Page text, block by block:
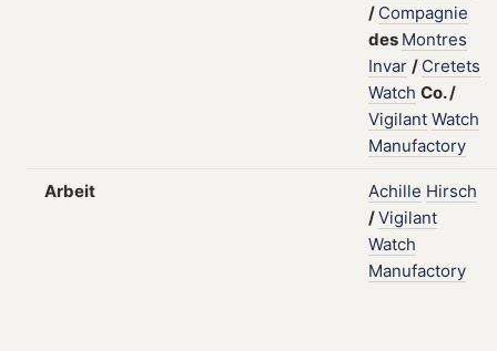
/ Compagnie
des Montres
Invar / Cretets
Watch Co./
Vigilant Watch
Manufactory
Arbeit Achille Hirsch
/Vigilant
Watch
Manufactory